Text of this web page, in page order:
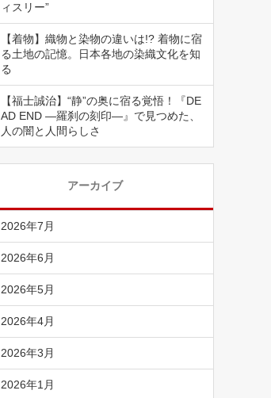
ィスリー”
【着物】織物と染物の違いは!? 着物に宿
る土地の記憶。日本各地の染織文化を知
る
【福士誠治】“静”の奥に宿る覚悟！『DE
AD END ―羅刹の刻印―』で見つめた、
人の闇と人間らしさ
アーカイブ
2026年7月
2026年6月
2026年5月
2026年4月
2026年3月
2026年1月